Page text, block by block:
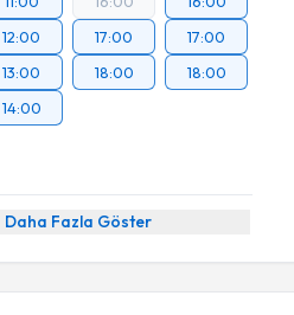
12:00
13:00
14:00
17:00
18:00
17:00
18:00
Daha Fazla Göster